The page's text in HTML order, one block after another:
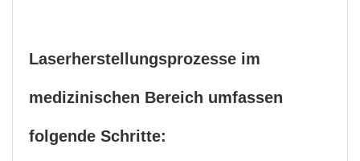
Laserherstellungsprozesse im
medizinischen Bereich umfassen
folgende Schritte: